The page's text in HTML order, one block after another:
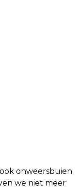
onweersbuien
we niet meer